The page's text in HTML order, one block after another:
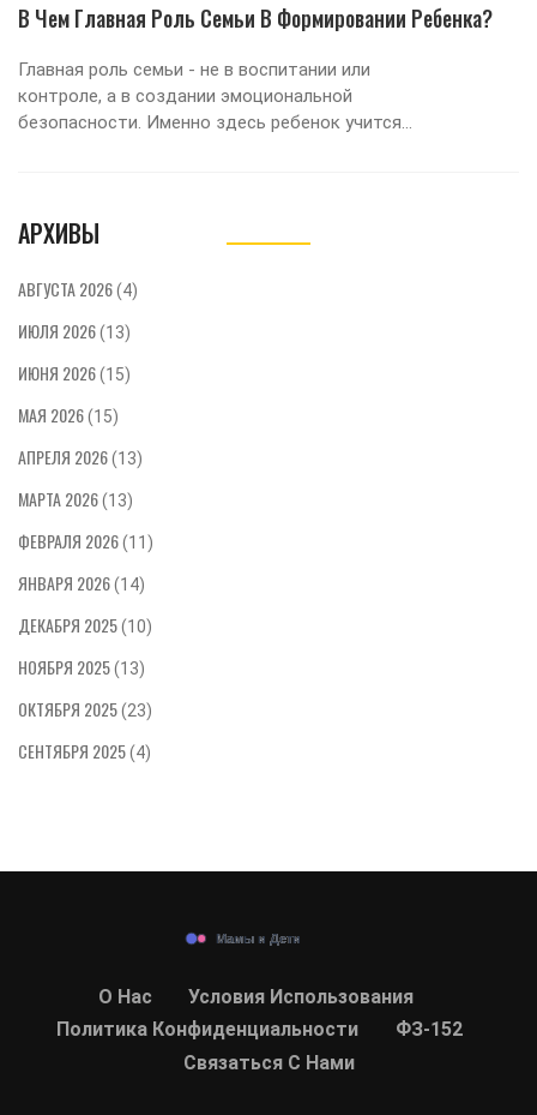
В Чем Главная Роль Семьи В Формировании Ребенка?
Главная роль семьи - не в воспитании или
контроле, а в создании эмоциональной
безопасности. Именно здесь ребенок учится
АРХИВЫ
АВГУСТА 2026(4)
ИЮЛЯ 2026(13)
ИЮНЯ 2026(15)
МАЯ 2026(15)
АПРЕЛЯ 2026(13)
МАРТА 2026(13)
ФЕВРАЛЯ 2026(11)
ЯНВАРЯ 2026(14)
ДЕКАБРЯ 2025(10)
НОЯБРЯ 2025(13)
ОКТЯБРЯ 2025(23)
СЕНТЯБРЯ 2025(4)
О Нас
Условия Использования
Политика Конфиденциальности
ФЗ-152
Связаться С Нами